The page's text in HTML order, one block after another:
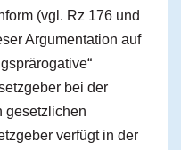
(vgl. Rz 176 und
Argumentation auf
bei der
gesetzlichen
verfügt in der